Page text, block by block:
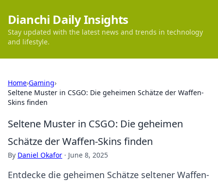
Dianchi Daily Insights
Stay updated with the latest news and trends in technology
and lifestyle.
Home›Gaming›
Seltene Muster in CSGO: Die geheimen Schätze der Waffen-
Skins finden
Seltene Muster in CSGO: Die geheimen
Schätze der Waffen-Skins finden
By Daniel Okafor · June 8, 2025
Entdecke die geheimen Schätze seltener Waffen-